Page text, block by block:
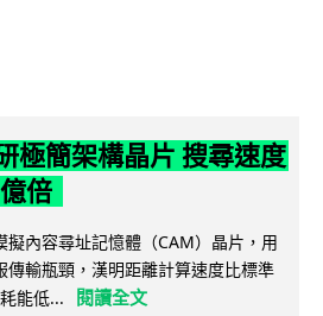
極簡架構晶片 搜尋速度
倍
內容尋址記憶體（CAM）晶片，用
傳輸瓶頸，漢明距離計算速度比標準
能低...
閱讀全文